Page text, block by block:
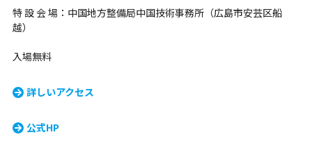
特 設 会 場：中国地方整備局中国技術事務所（広島市安芸区船
越）
入場無料
詳しいアクセス
公式HP